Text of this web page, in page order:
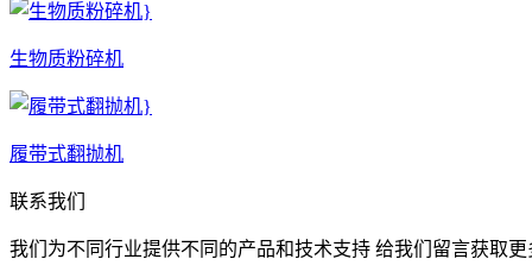
生物质粉碎机
履带式翻抛机
联系我们
我们为不同行业提供不同的产品和技术支持 给我们留言获取更